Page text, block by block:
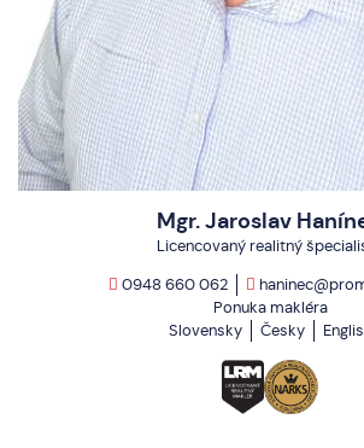
Mgr. Jaroslav
Licencovaný realitný
0948 660 062
Ponuka makléra
Slovensky
Česky